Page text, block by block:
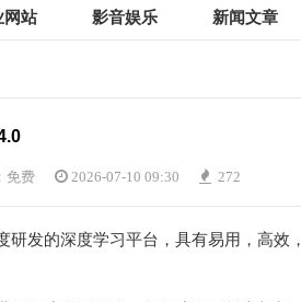
网站 影音娱乐 新闻文章
免费 2026-07-10 09:30 272
研发的深度学习平台，具有易用，高效，